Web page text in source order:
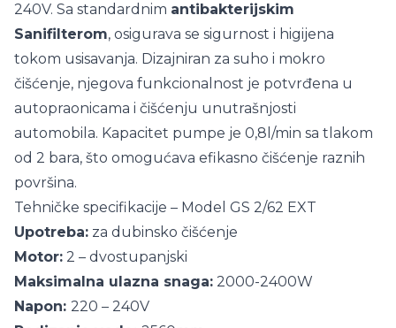
240V. Sa standardnim antibakterijskim
Sanifilterom, osigurava se sigurnost i higijena
tokom usisavanja. Dizajniran za suho i mokro
čišćenje, njegova funkcionalnost je potvrđena u
autopraonicama i čišćenju unutrašnjosti
automobila. Kapacitet pumpe je 0,8l/min sa tlakom
od 2 bara, što omogućava efikasno čišćenje raznih
površina.
Tehničke specifikacije – Model GS 2/62 EXT
Upotreba: za dubinsko čišćenje
Motor: 2 – dvostupanjski
Maksimalna ulazna snaga: 2000-2400W
Napon: 220 – 240V